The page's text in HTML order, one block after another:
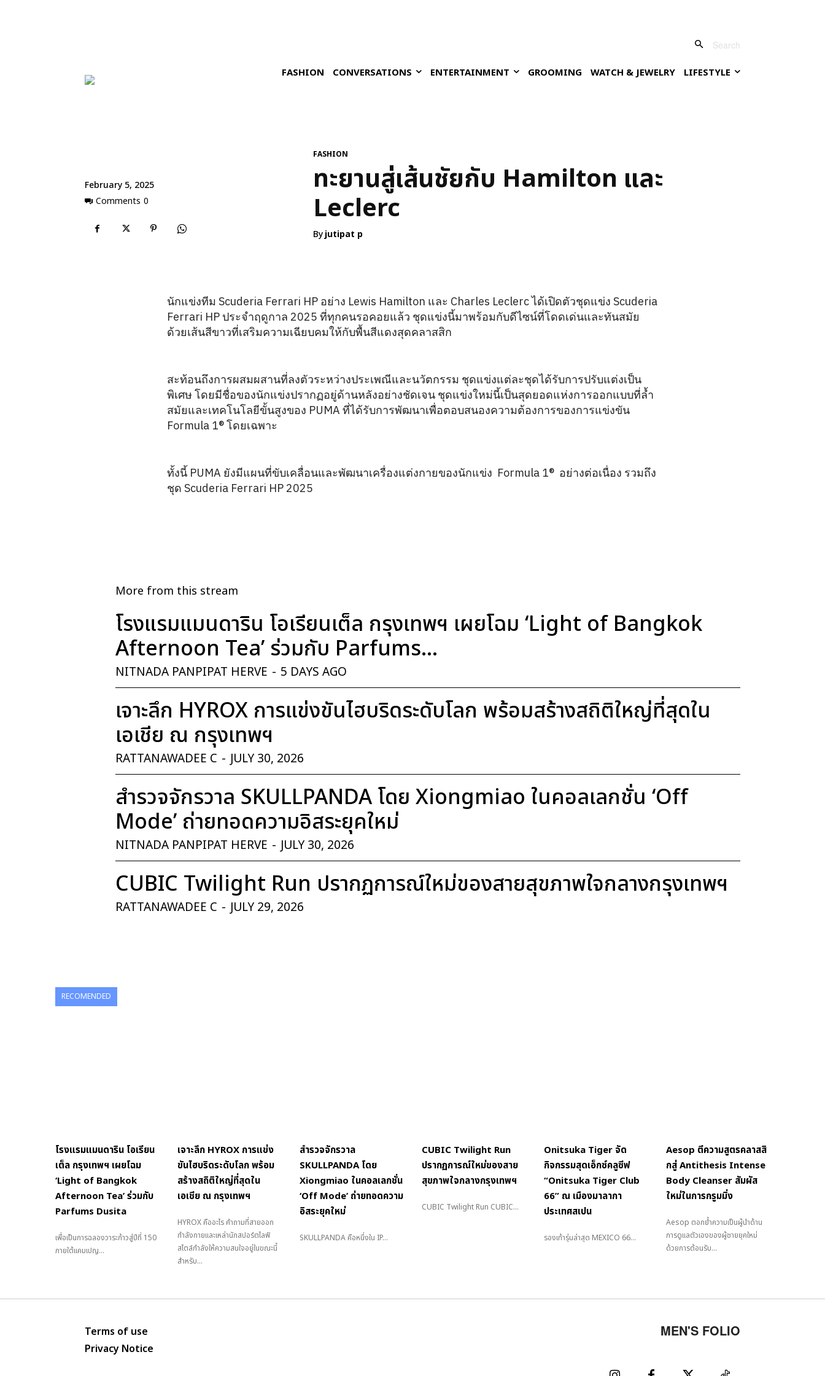
Search
FASHION CONVERSATIONS ENTERTAINMENT GROOMING WATCH & JEWELRY LIFESTYLE
February 5, 2025
Comments 0
FASHION
ทะยานสู่เส้นชัยกับ Hamilton และ
Leclerc
Byjutipat p
นักแข่งทีม Scuderia Ferrari HP อย่าง Lewis Hamilton และ Charles Leclerc ได้เปิดตัวชุดแข่ง Scuderia
Ferrari HP ประจำฤดูกาล 2025 ที่ทุกคนรอคอยแล้ว ชุดแข่งนี้มาพร้อมกับดีไซน์ที่โดดเด่นและทันสมัย
ด้วยเส้นสีขาวที่เสริมความเฉียบคมให้กับพื้นสีแดงสุดคลาสสิก
สะท้อนถึงการผสมผสานที่ลงตัวระหว่างประเพณีและนวัตกรรม ชุดแข่งแต่ละชุดได้รับการปรับแต่งเป็น
พิเศษ โดยมีชื่อของนักแข่งปรากฏอยู่ด้านหลังอย่างชัดเจน ชุดแข่งใหม่นี้เป็นสุดยอดแห่งการออกแบบที่ล้ำ
สมัยและเทคโนโลยีขั้นสูงของ PUMA ที่ได้รับการพัฒนาเพื่อตอบสนองความต้องการของการแข่งขัน
Formula 1® โดยเฉพาะ
ทั้งนี้ PUMA ยังมีแผนที่ขับเคลื่อนและพัฒนาเครื่องแต่งกายของนักแข่ง Formula 1® อย่างต่อเนื่อง รวมถึง
ชุด Scuderia Ferrari HP 2025
More from this stream
โรงแรมแมนดาริน โอเรียนเต็ล กรุงเทพฯ เผยโฉม ‘Light of Bangkok
Afternoon Tea’ ร่วมกับ Parfums...
NITNADA PANPIPAT HERVE - 5 DAYS AGO
เจาะลึก HYROX การแข่งขันไฮบริดระดับโลก พร้อมสร้างสถิติใหญ่ที่สุดใน
เอเชีย ณ กรุงเทพฯ
RATTANAWADEE C - JULY 30, 2026
สำรวจจักรวาล SKULLPANDA โดย Xiongmiao ในคอลเลกชั่น ‘Off
Mode’ ถ่ายทอดความอิสระยุคใหม่
NITNADA PANPIPAT HERVE - JULY 30, 2026
CUBIC Twilight Run ปรากฏการณ์ใหม่ของสายสุขภาพใจกลางกรุงเทพฯ
RATTANAWADEE C - JULY 29, 2026
RECOMENDED
โรงแรมแมนดาริน โอเรียน
เต็ล กรุงเทพฯ เผยโฉม
‘Light of Bangkok
Afternoon Tea’ ร่วมกับ
Parfums Dusita
เพื่อเป็นการฉลองวาระก้าวสู่ปีที่ 150
ภายใต้แคมเปญ...
เจาะลึก HYROX การแข่ง
ขันไฮบริดระดับโลก พร้อม
สร้างสถิติใหญ่ที่สุดใน
เอเชีย ณ กรุงเทพฯ
HYROX คืออะไร คำถามที่สายออก
กำลังกายและเหล่านักสปอร์ตไลฟ์
สไตล์กำลังให้ความสนใจอยู่ในขณะนี้
สำหรับ...
สำรวจจักรวาล
SKULLPANDA โดย
Xiongmiao ในคอลเลกชั่น
‘Off Mode’ ถ่ายทอดความ
อิสระยุคใหม่
SKULLPANDA คือหนึ่งใน IP...
CUBIC Twilight Run
ปรากฏการณ์ใหม่ของสาย
สุขภาพใจกลางกรุงเทพฯ
CUBIC Twilight Run CUBIC...
Onitsuka Tiger จัด
กิจกรรมสุดเอ็กซ์คลูซีฟ
“Onitsuka Tiger Club
66” ณ เมืองมาลากา
ประเทศสเปน
รองเท้ารุ่นล่าสุด MEXICO 66...
Aesop ตีความสูตรคลาสสิ
กสู่ Antithesis Intense
Body Cleanser สัมผัส
ใหม่ในการกรูมมิ่ง
Aesop ตอกย้ำความเป็นผู้นำด้าน
การดูแลตัวเองของผู้ชายยุคใหม่
ด้วยการต้อนรับ...
Terms of use
Privacy Notice
MEN'S FOLIO